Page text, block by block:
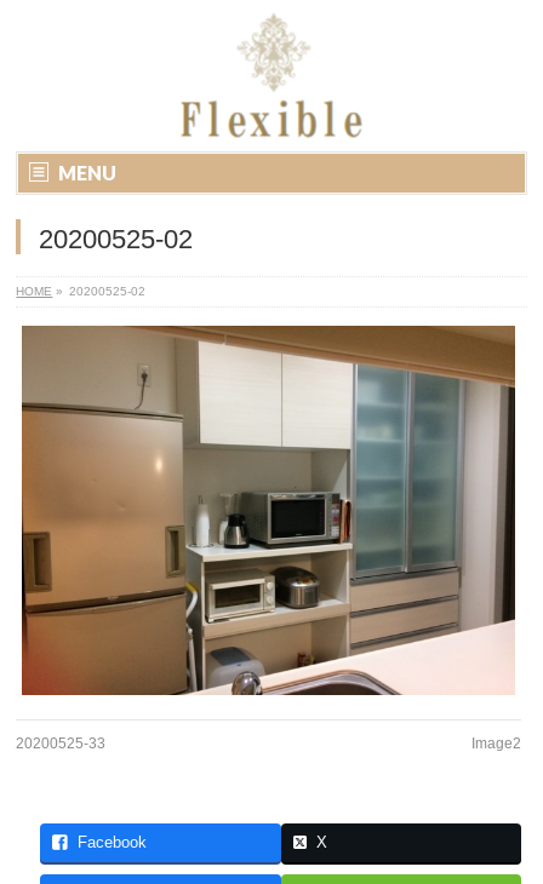
MENU
20200525-02
HOME » 20200525-02
20200525-33 Image2
Facebook X